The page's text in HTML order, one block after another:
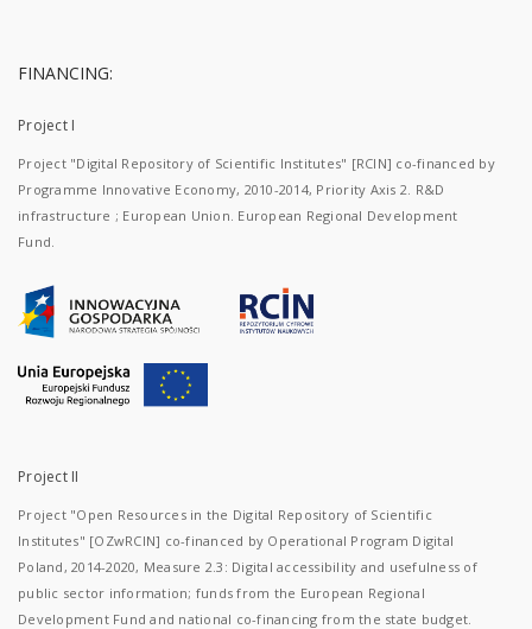
FINANCING:
Project I
Project "Digital Repository of Scientific Institutes" [RCIN] co-financed by
Programme Innovative Economy, 2010-2014, Priority Axis 2. R&D
infrastructure ; European Union. European Regional Development
Fund.
Project II
Project "Open Resources in the Digital Repository of Scientific
Institutes" [OZwRCIN] co-financed by Operational Program Digital
Poland, 2014-2020, Measure 2.3: Digital accessibility and usefulness of
public sector information; funds from the European Regional
Development Fund and national co-financing from the state budget.